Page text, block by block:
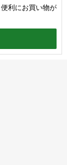
利にお買い物が